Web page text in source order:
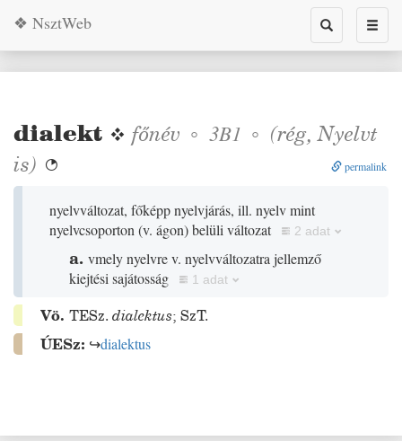
Toggle
search
❖ NsztWeb
dialekt ❖ főnév ◦ 3B1 ◦ (rég, Nyelvt
is)  permalink
nyelvváltozat, főképp nyelvjárás, ill. nyelv mint
nyelvcsoporton (v. ágon)belüli változat 2 adat
a. vmely nyelvre v. nyelvváltozatra jellemző
kiejtési sajátosság
1 adat
Vö. TESz. dialektus; SzT.
ÚESz: ↪dialektus